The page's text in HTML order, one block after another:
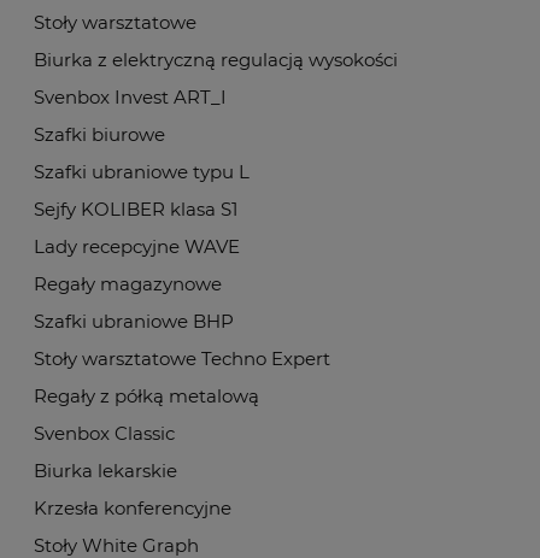
Stoły warsztatowe
Biurka z elektryczną regulacją wysokości
Svenbox Invest ART_I
Szafki biurowe
Szafki ubraniowe typu L
Sejfy KOLIBER klasa S1
Lady recepcyjne WAVE
Regały magazynowe
Szafki ubraniowe BHP
Stoły warsztatowe Techno Expert
Regały z półką metalową
Svenbox Classic
Biurka lekarskie
Krzesła konferencyjne
Stoły White Graph